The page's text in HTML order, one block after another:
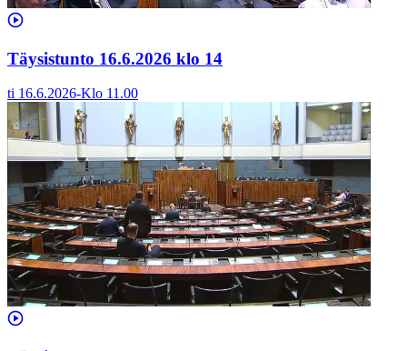
Täysistunto 16.6.2026 klo 14
ti 16.6.2026-Klo 11.00